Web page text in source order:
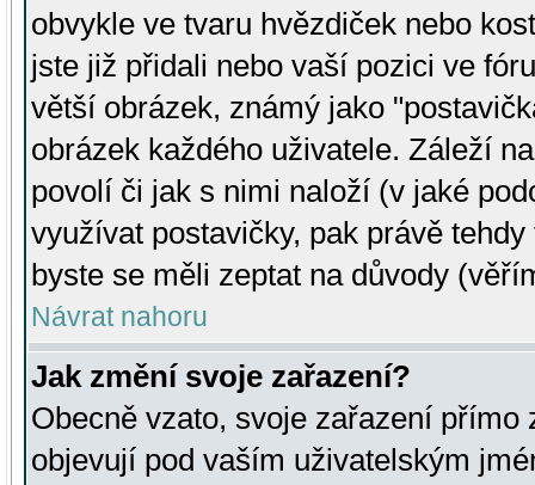
obvykle ve tvaru hvězdiček nebo
jste již přidali nebo vaší pozici ve
větší obrázek, známý jako
obrázek každého uživatele. Záleží
povolí či jak s nimi naloží (v jaké
využívat postavičky, pak právě
byste se měli zeptat na důvody
Návrat nahoru
Jak změní svoje zařazení?
Obecně vzato, svoje zařazení přímo
objevují pod vaším uživatelským